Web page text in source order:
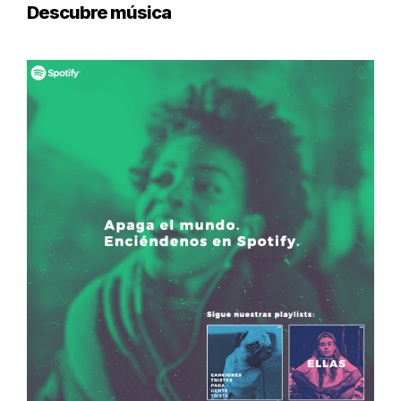
Descubre música